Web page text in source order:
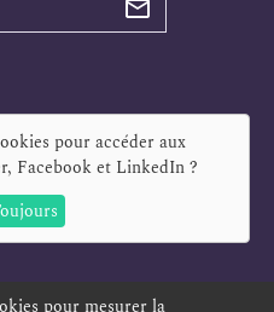
pour accéder aux
Facebook et LinkedIn?
pour mesurer la